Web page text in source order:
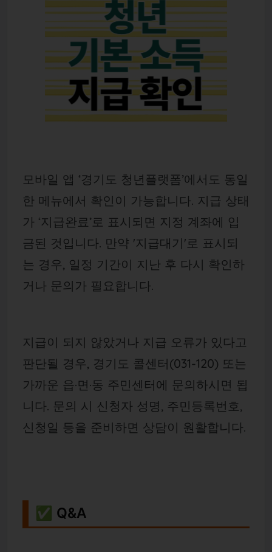
모바일 앱 ‘경기도 청년플랫폼’에서도 동일
한 메뉴에서 확인이 가능합니다. 지급 상태
가 ‘지급완료’로 표시되면 지정 계좌에 입
금된 것입니다. 만약 '지급대기'로 표시되
는 경우, 일정 기간이 지난 후 다시 확인하
거나 문의가 필요합니다.
지급이 되지 않았거나 지급 오류가 있다고
판단될 경우, 경기도 콜센터(031-120) 또는
가까운 읍·면·동 주민센터에 문의하시면 됩
니다. 문의 시 신청자 성명, 주민등록번호,
신청일 등을 준비하면 상담이 원활합니다.
✅ Q&A